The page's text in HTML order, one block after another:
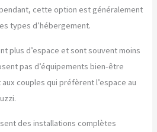
cette option est généralement
types d’hébergement.
plus d’espace et sont souvent moins
pas d’équipements bien-être
couples qui préfèrent l’espace au
des installations complètes